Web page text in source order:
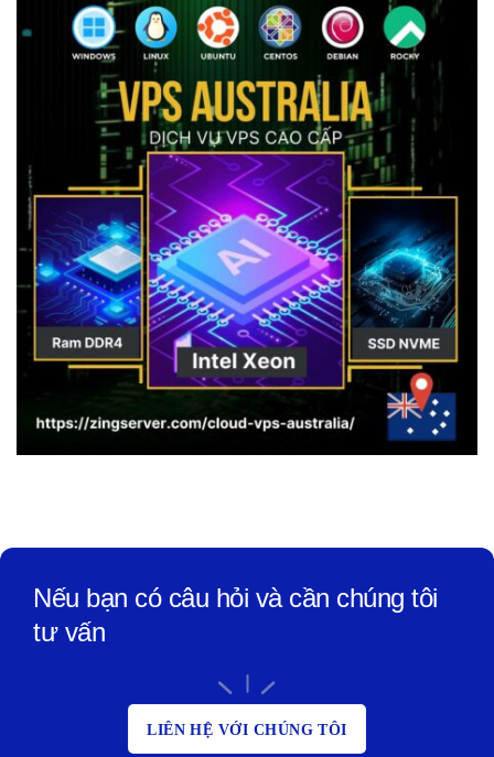
Nếu bạn có câu hỏi và cần chúng tôi
tư vấn
LIÊN HỆ VỚI CHÚNG TÔI